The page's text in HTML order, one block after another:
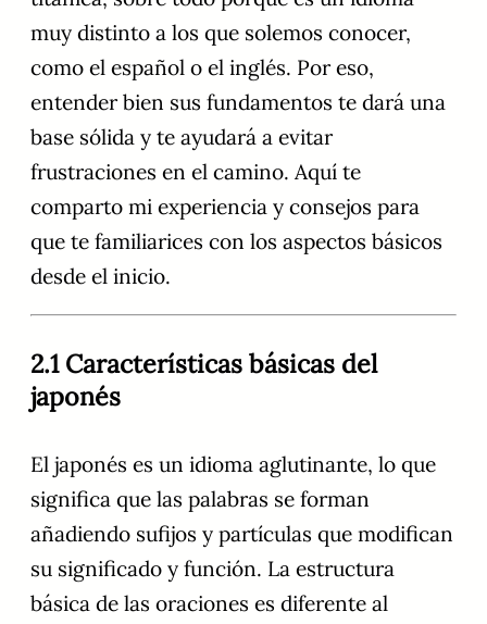
muy distinto a los que solemos conocer,
como el español o el inglés. Por eso,
entender bien sus fundamentos te dará una
base sólida y te ayudará a evitar
frustraciones en el camino. Aquí te
comparto mi experiencia y consejos para
que te familiarices con los aspectos básicos
desde el inicio.
2.1 Características básicas del
japonés
El japonés es un idioma aglutinante, lo que
significa que las palabras se forman
añadiendo sufijos y partículas que modifican
su significado y función. La estructura
básica de las oraciones es diferente al